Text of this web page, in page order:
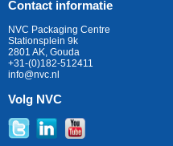
Contact informatie
NVC Packaging Centre
Stationsplein 9k
2801 AK, Gouda
+31-(0)182-512411
info@nvc.nl
Volg NVC